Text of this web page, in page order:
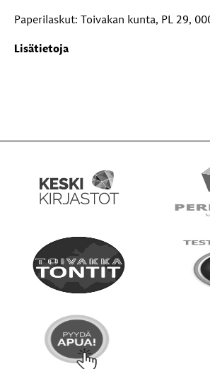
Paperilaskut: Toivakan kunta, PL 29,
Lisätietoja